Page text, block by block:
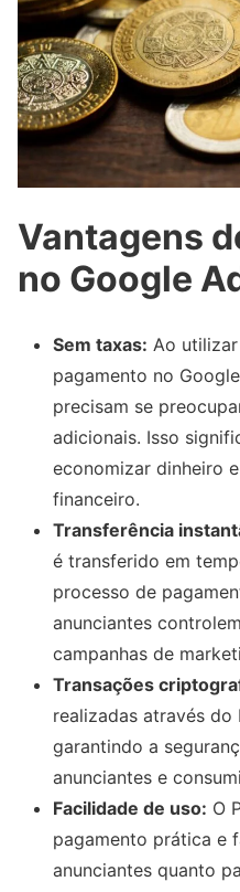
Vantagens
no Google
Sem taxas: Ao
pagamento no
precisam se
adicionais. Isso
economizar dinheiro
financeiro.
Transferência
é transferido em
processo de
anunciantes
campanhas de
Transações
realizadas através
garantindo a
anunciantes e
Facilidade de uso: O
pagamento prática e
anunciantes quanto